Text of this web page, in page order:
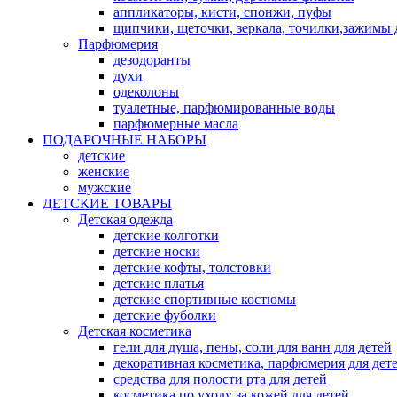
аппликаторы, кисти, спонжи, пуфы
щипчики, щеточки, зеркала, точилки,зажимы
Парфюмерия
дезодоранты
духи
одеколоны
туалетные, парфюмированные воды
парфюмерные масла
ПОДАРОЧНЫЕ НАБОРЫ
детские
женские
мужские
ДЕТСКИЕ ТОВАРЫ
Детская одежда
детские колготки
детские носки
детские кофты, толстовки
детские платья
детские спортивные костюмы
детские фуболки
Детская косметика
гели для душа, пены, соли для ванн для детей
декоративная косметика, парфюмерия для
средства для полости рта для детей